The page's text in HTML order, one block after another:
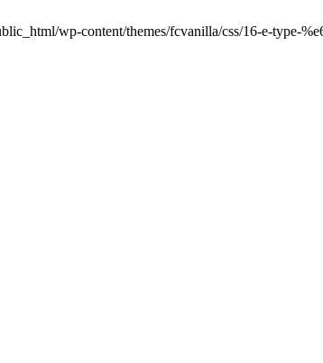
wp-content/themes/fcvanilla/css/16-e-type-